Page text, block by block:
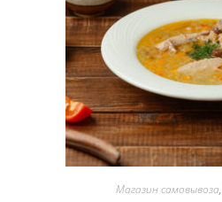
Магазин самовывоза,